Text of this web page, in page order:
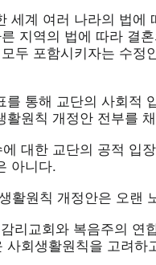
세계 여러 나라의 법에
지역의 법에 따라 결
두 포함시키자는 수정
통해 교단의 사회적
원칙 개정안 전부를
대한 교단의 공적 입
아니다.
활원칙 개정안은 오랜
리교회와 복음주의
회생활원칙을 고려하